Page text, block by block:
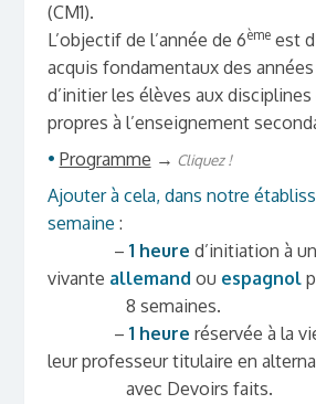
(CM1).
L’objectif de l’année de 6èmeest
acquis fondamentaux des
d’initier les élèves aux
propres à l’enseignement
• Programme → Cliquez !
Ajouter à cela, dans notre
semaine :
– 1 heure d’initiation à
vivante allemand ou espagnol
8 semaines.
– 1 heure réservée à la
leur professeur titulaire en
avec Devoirs faits.